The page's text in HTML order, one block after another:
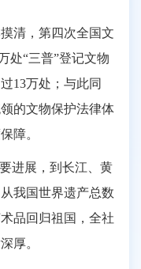
清，第四次全国文
处“三普”登记文物
13万处；与此同
的文物保护法律体
障。
进展，到长江、黄
我国世界遗产总数
品回归祖国，全社
厚。